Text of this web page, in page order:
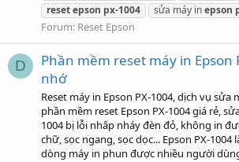
resetepson px-1004 sửa máy inepson
Forum: Reset Epson
D
Phần mềm reset máy in Epson
nhớ
Reset máy in Epson PX-1004, dịch vụ sửa
phần mềm reset Epson PX-1004 giá rẻ,
1004 bị lỗi nhấp nháy đèn đỏ, không in
chữ, sọc ngang, sọc dọc... Epson PX-
dòng máy in phun được nhiều người